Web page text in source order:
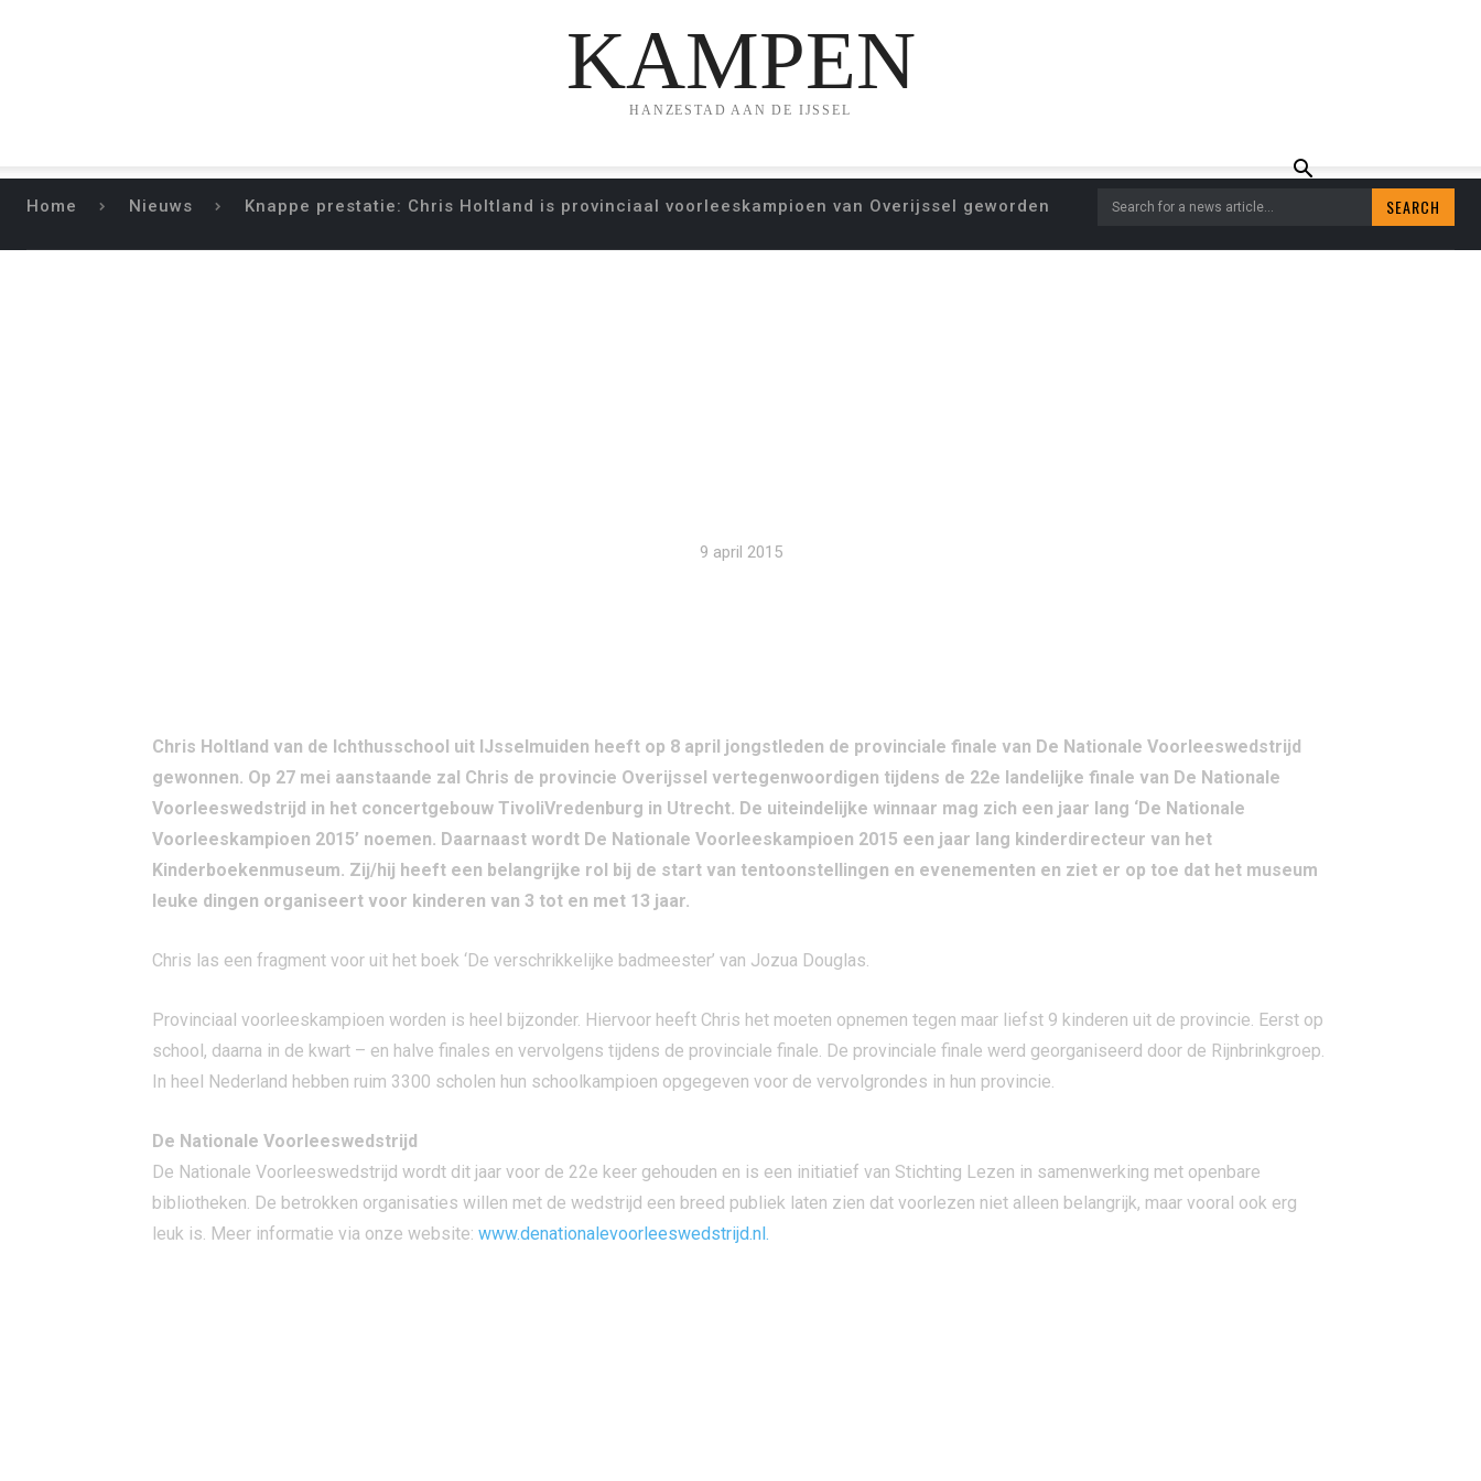
KAMPEN
HANZESTAD AAN DE IJSSEL
Home Nieuws Knappe prestatie: Chris Holtland is provinciaal voorleeskampioen van Overijssel geworden Search for a news article... SEARCH
9 april 2015
Chris Holtland van de Ichthusschool uit IJsselmuiden heeft op 8 april jongstleden de provinciale finale van De Nationale Voorleeswedstrijd
gewonnen. Op 27 mei aanstaande zal Chris de provincie Overijssel vertegenwoordigen tijdens de 22e landelijke finale van De Nationale
Voorleeswedstrijd in het concertgebouw TivoliVredenburg in Utrecht. De uiteindelijke winnaar mag zich een jaar lang ‘De Nationale
Voorleeskampioen 2015’ noemen. Daarnaast wordt De Nationale Voorleeskampioen 2015 een jaar lang kinderdirecteur van het
Kinderboekenmuseum. Zij/hij heeft een belangrijke rol bij de start van tentoonstellingen en evenementen en ziet er op toe dat het museum
leuke dingen organiseert voor kinderen van 3 tot en met 13 jaar.
Chris las een fragment voor uit het boek ‘De verschrikkelijke badmeester’ van Jozua Douglas.
Provinciaal voorleeskampioen worden is heel bijzonder. Hiervoor heeft Chris het moeten opnemen tegen maar liefst 9 kinderen uit de provincie. Eerst op
school, daarna in de kwart – en halve finales en vervolgens tijdens de provinciale finale. De provinciale finale werd georganiseerd door de Rijnbrinkgroep.
In heel Nederland hebben ruim 3300 scholen hun schoolkampioen opgegeven voor de vervolgrondes in hun provincie.
De Nationale Voorleeswedstrijd
De Nationale Voorleeswedstrijd wordt dit jaar voor de 22e keer gehouden en is een initiatief van Stichting Lezen in samenwerking met openbare
bibliotheken. De betrokken organisaties willen met de wedstrijd een breed publiek laten zien dat voorlezen niet alleen belangrijk, maar vooral ook erg
leuk is. Meer informatie via onze website: www.denationalevoorleeswedstrijd.nl.